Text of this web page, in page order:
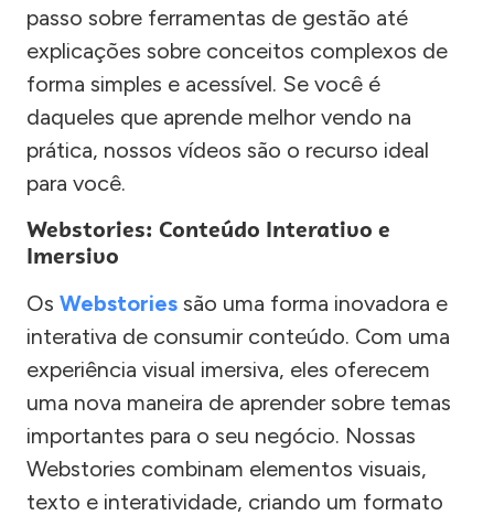
passo sobre ferramentas de gestão até
explicações sobre conceitos complexos de
forma simples e acessível. Se você é
daqueles que aprende melhor vendo na
prática, nossos vídeos são o recurso ideal
para você.
Webstories: Conteúdo Interativo e
Imersivo
Os Webstories são uma forma inovadora e
interativa de consumir conteúdo. Com uma
experiência visual imersiva, eles oferecem
uma nova maneira de aprender sobre temas
importantes para o seu negócio. Nossas
Webstories combinam elementos visuais,
texto e interatividade, criando um formato